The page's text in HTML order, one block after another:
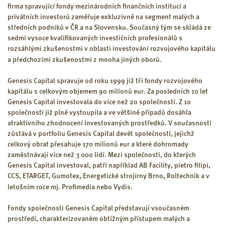
firma spravující fondy mezinárodních finančních institucí a
privátních investorů zaměřuje exkluzivně na segment malých a
středních podniků v ČR a na Slovensku. Současný tým se skládá ze
sedmi vysoce kvalifikovaných investičních profesionálů s
rozsáhlými zkušenostmi v oblasti investování rozvojového kapitálu
a předchozími zkušenostmi z mnoha jiných oborů.
Genesis Capital spravuje od roku 1999 již tři fondy rozvojového
kapitálu s celkovým objemem 90 milionů eur. Za posledních 10 let
Genesis Capital investovala do více než 20 společností. Z 10
společností již plně vystoupila a ve většině případů dosáhla
atraktivního zhodnocení investovaných prostředků. V současnosti
zůstává v portfoliu Genesis Capital devět společností, jejichž
celkový obrat přesahuje 170 milionů eur a které dohromady
zaměstnávají více než 3 000 lidí. Mezi společnosti, do kterých
Genesis Capital investoval, patří například AB Facility, pietro filipi,
CCS, ETARGET, Gumotex, Energetické strojírny Brno, Roltechnik a v
letošním roce mj. Profimedia nebo Vydis.
Fondy společnosti Genesis Capital představují vsoučasném
prostředí, charakterizovaném obtížným přístupem malých a